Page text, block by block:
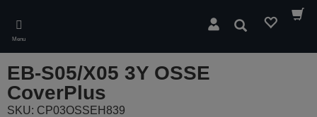
main
content
Menu
Pesquisar
EB-S05/X05 3Y OSSE
CoverPlus
SKU: CP03OSSEH839